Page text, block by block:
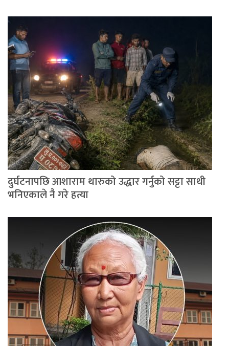
दुर्घटनापछि आशाराम थारुको उद्धार गर्नुको सट्टा साथी
भनिएकाले नै गरे हत्या